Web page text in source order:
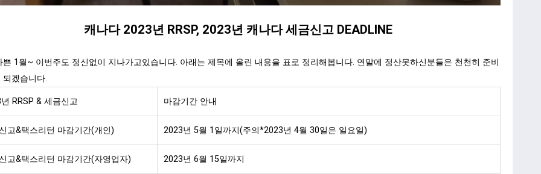
캐나다 2023년 RRSP, 2023년 캐나다 세금신고 DEADLINE
쁜 1월~ 이번주도 정신없이 지나가고있습니다. 아래는 제목에 올린 내용을 표로 정리해봅니다. 연말에 정산못하신분들은 천천히 준비
되겠습니다.
RRSP & 세금신고 마감기간 안내
고&택스리턴 마감기간(개인) 2023년 5월 1일까지(주의*2023년 4월 30일은 일요일)
고&택스리턴 마감기간(자영업자) 2023년 6월 15일까지